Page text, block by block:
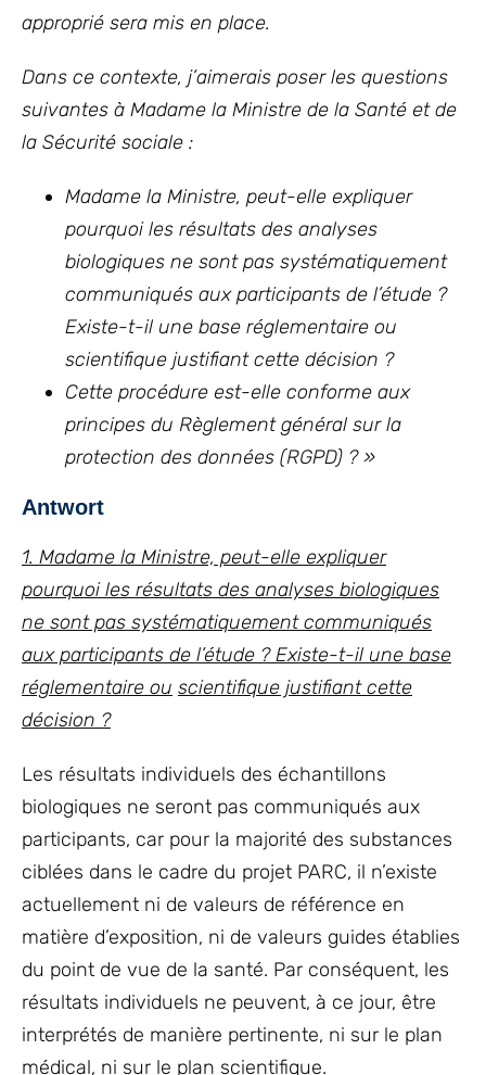
approprié sera mis en place.
Dans ce contexte, j’aimerais poser les questions
suivantes à Madame la Ministre de la Santé et de
la Sécurité sociale :
Madame la Ministre, peut-elle expliquer
pourquoi les résultats des analyses
biologiques ne sont pas systématiquement
communiqués aux participants de l’étude ?
Existe-t-il une base réglementaire ou
scientifique justifiant cette décision ?
Cette procédure est-elle conforme aux
principes du Règlement général sur la
protection des données (RGPD) ? »
Antwort
1. Madame la Ministre, peut-elle expliquer
pourquoi les résultats des analyses biologiques
ne sont pas systématiquement communiqués
aux participants de l’étude ? Existe-t-il une base
réglementaire ou scientifique justifiant cette
décision ?
Les résultats individuels des échantillons
biologiques ne seront pas communiqués aux
participants, car pour la majorité des substances
ciblées dans le cadre du projet PARC, il n’existe
actuellement ni de valeurs de référence en
matière d’exposition, ni de valeurs guides établies
du point de vue de la santé. Par conséquent, les
résultats individuels ne peuvent, à ce jour, être
interprétés de manière pertinente, ni sur le plan
médical, ni sur le plan scientifique.